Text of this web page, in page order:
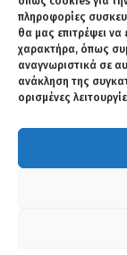
πληροφορίες
θα μας επιτρέψει
χαρακτήρα, όπως
αναγνωριστικά σε
ανάκληση της
ορισμένες
Πολιτική
Αποστολές
Πληρωμές
ΑΡΧΙΚΗ